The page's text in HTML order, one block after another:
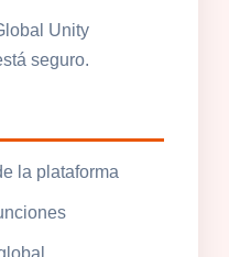
Unity
seguro.
la plataforma